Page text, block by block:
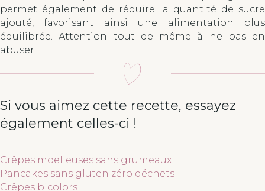
permet également de réduire la quantité de sucre
ajouté, favorisant ainsi une alimentation plus
équilibrée. Attention tout de même à ne pas en
abuser.
Si vous aimez cette recette, essayez
également celles-ci !
Crêpes moelleuses sans grumeaux
Pancakes sans gluten zéro déchets
Crêpes bicolors